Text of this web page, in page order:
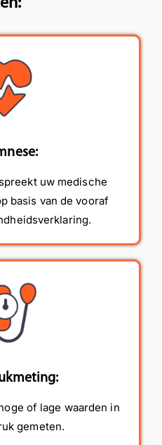
uw medische
basis van de vooraf
of lage waarden in
gemeten.